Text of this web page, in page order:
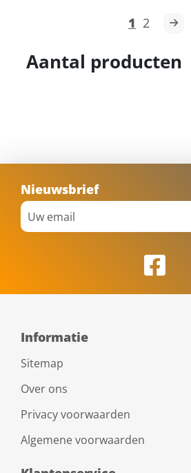
1 2
Aantal producten
Nieuwsbrief
Informatie
Sitemap
Over ons
Privacy voorwaarden
Algemene voorwaarden